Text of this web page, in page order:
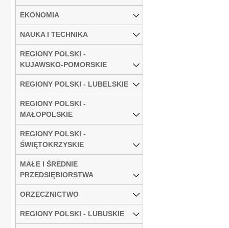
EKONOMIA
NAUKA I TECHNIKA
REGIONY POLSKI -
KUJAWSKO-POMORSKIE
REGIONY POLSKI - LUBELSKIE
REGIONY POLSKI -
MAŁOPOLSKIE
REGIONY POLSKI -
ŚWIĘTOKRZYSKIE
MAŁE I ŚREDNIE
PRZEDSIĘBIORSTWA
ORZECZNICTWO
REGIONY POLSKI - LUBUSKIE